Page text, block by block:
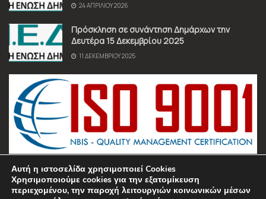
24 ΑΠΡΙΛΊΟΥ 2026
Πρόσκληση σε συνάντηση Δημάρχων την
Δευτέρα 15 Δεκεμβρίου 2025
11 ΔΕΚΕΜΒΡΊΟΥ 2025
Αυτή η ιστοσελίδα χρησιμοποιεί Cookies
Χρησιμοποιούμε cookies για την εξατομίκευση
περιεχομένου, την παροχή λειτουργιών κοινωνικών μέσων